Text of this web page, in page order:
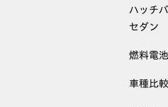
ハッチ
セダン
燃料電
車種比較